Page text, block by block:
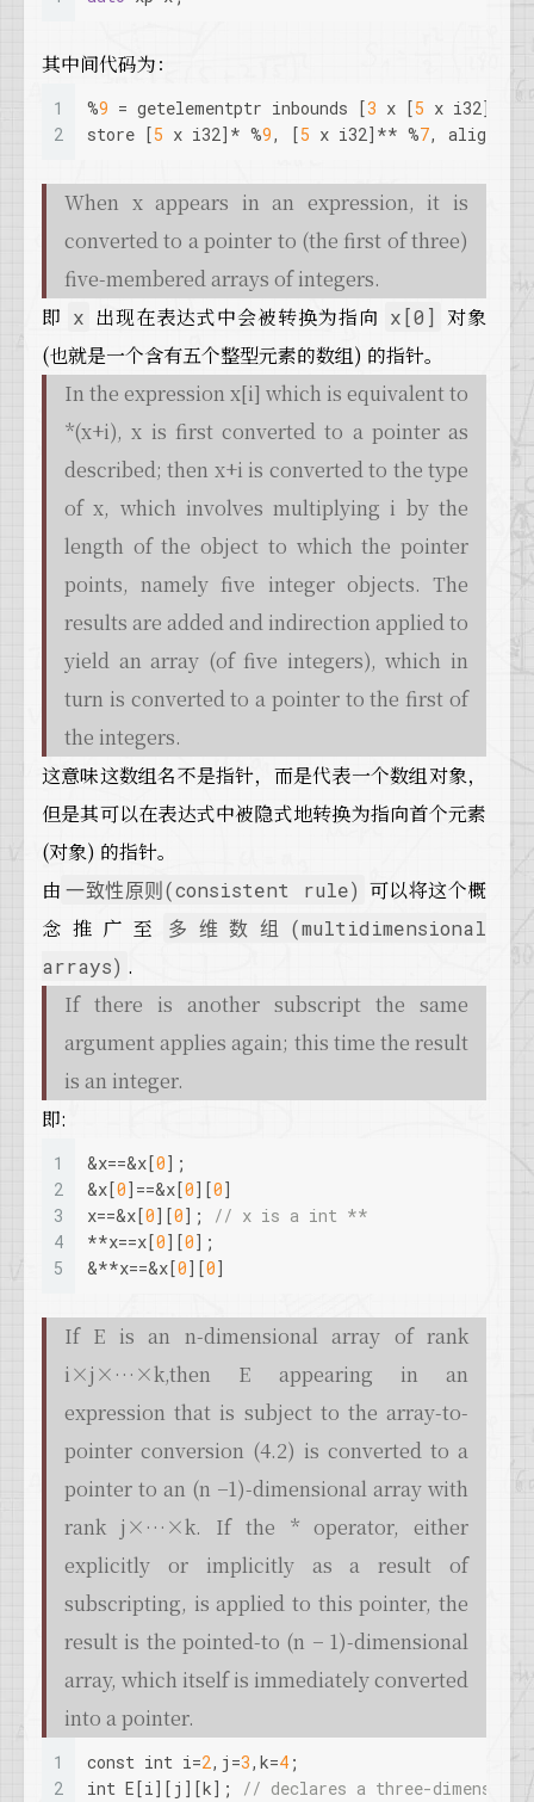
其中间代码为：
1
2
%9 = getelementptr inbounds [3 x [5 x i32]], [
store [5 x i32]* %9, [5 x i32]** %7, align
When x appears in an expression, it is
converted to a pointer to (the first of three)
five-membered arrays of integers.
即 x 出现在表达式中会被转换为指向 x[0]
对象
(也就是一个含有五个整型元素的数组) 的指针。
In the expression x[i] which is equivalent to
*(x+i), x is first converted to a pointer as
described; then x+i is converted to the type
of x, which involves multiplying i by the
length of the object to which the pointer
points, namely five integer objects. The
results are added and indirection applied to
yield an array (of five integers), which in
turn is converted to a pointer to the first of
the integers.
这意味这数组名不是指针，而是代表一个数组对象，
但是其可以在表达式中被隐式地转换为指向首个元素
(对象) 的指针。
由 一致性原则(consistent rule) 可以将这个概
念推广至
多维数组(multidimensional
arrays) .
If there is another subscript the same
argument applies again; this time the result
is an integer.
即:
1
2
3
4
5
&x==&x[0];
&x[0]==&x[0][0]
x==&x[0][0];
// x is a int **
**x==x[0][0];
&**x==&x[0][0]
If E is an n-dimensional array of rank
i×j×…×k,then E appearing in an
expression that is subject to the array-to-
pointer conversion (4.2) is converted to a
pointer to an (n −1)-dimensional array with
rank j×…×k. If the * operator, either
explicitly or implicitly as a result of
subscripting, is applied to this pointer, the
result is the pointed-to (n − 1)-dimensional
array, which itself is immediately converted
into a pointer.
1
2
const int i=2,j=3,k=4 ;
int E[i][j][k];
// declares a three-